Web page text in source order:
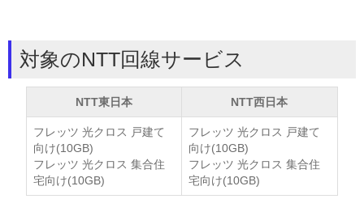
対象のNTT回線サービス
NTT東日本 NTT西日本
フレッツ 光クロス 戸建て
向け(10GB)
フレッツ 光クロス 集合住
宅向け(10GB)
フレッツ 光クロス 戸建て
向け(10GB)
フレッツ 光クロス 集合住
宅向け(10GB)